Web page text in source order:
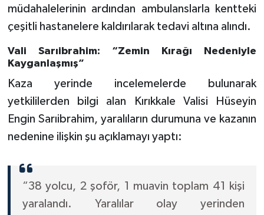
müdahalelerinin ardından ambulanslarla kentteki
çeşitli hastanelere kaldırılarak tedavi altına alındı.
Vali Sarıibrahim: “Zemin Kırağı Nedeniyle
Kayganlaşmış”
Kaza yerinde incelemelerde bulunarak
yetkililerden bilgi alan Kırıkkale Valisi Hüseyin
Engin Sarıibrahim, yaralıların durumuna ve kazanın
nedenine ilişkin şu açıklamayı yaptı:
“38 yolcu, 2 şoför, 1 muavin toplam 41 kişi
yaralandı. Yaralılar olay yerinden